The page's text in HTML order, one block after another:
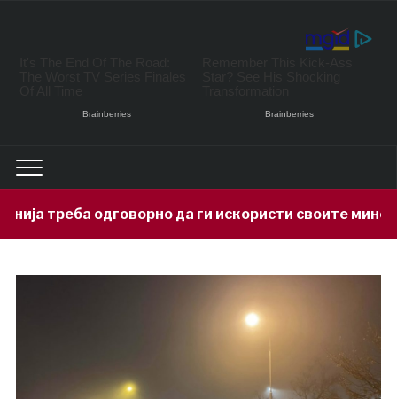
да ги искористи своите минерални богатства